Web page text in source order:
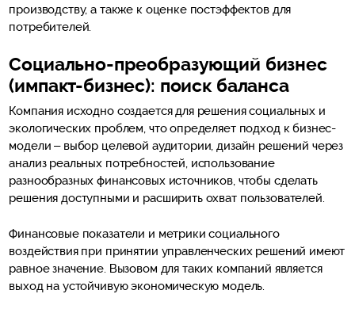
производству, а также к оценке постэффектов для
потребителей.
Социально-преобразующий бизнес
(импакт-бизнес): поиск баланса
Компания исходно создается для решения социальных и
экологических проблем, что определяет подход к бизнес-
модели – выбор целевой аудитории, дизайн решений через
анализ реальных потребностей, использование
разнообразных финансовых источников, чтобы сделать
решения доступными и расширить охват пользователей.
Финансовые показатели и метрики социального
воздействия при принятии управленческих решений имеют
равное значение. Вызовом для таких компаний является
выход на устойчивую экономическую модель.